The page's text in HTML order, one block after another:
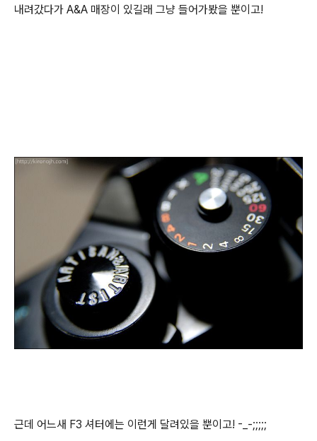
내려갔다가 A&A 매장이 있길래 그냥 들어가봤을 뿐이고!
근데 어느새 F3 셔터에는 이런게 달려있을 뿐이고! -_-;;;;;